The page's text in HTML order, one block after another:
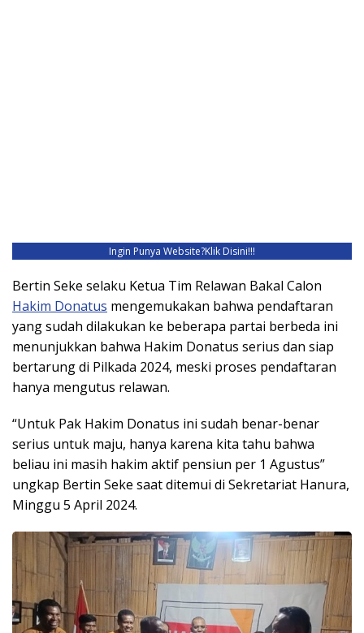
Ingin Punya Website?Klik Disini!!!
Bertin Seke selaku Ketua Tim Relawan Bakal Calon
Hakim Donatus mengemukakan bahwa pendaftaran
yang sudah dilakukan ke beberapa partai berbeda ini
menunjukkan bahwa Hakim Donatus serius dan siap
bertarung di Pilkada 2024, meski proses pendaftaran
hanya mengutus relawan.
“Untuk Pak Hakim Donatus ini sudah benar-benar
serius untuk maju, hanya karena kita tahu bahwa
beliau ini masih hakim aktif pensiun per 1 Agustus”
ungkap Bertin Seke saat ditemui di Sekretariat Hanura,
Minggu 5 April 2024.